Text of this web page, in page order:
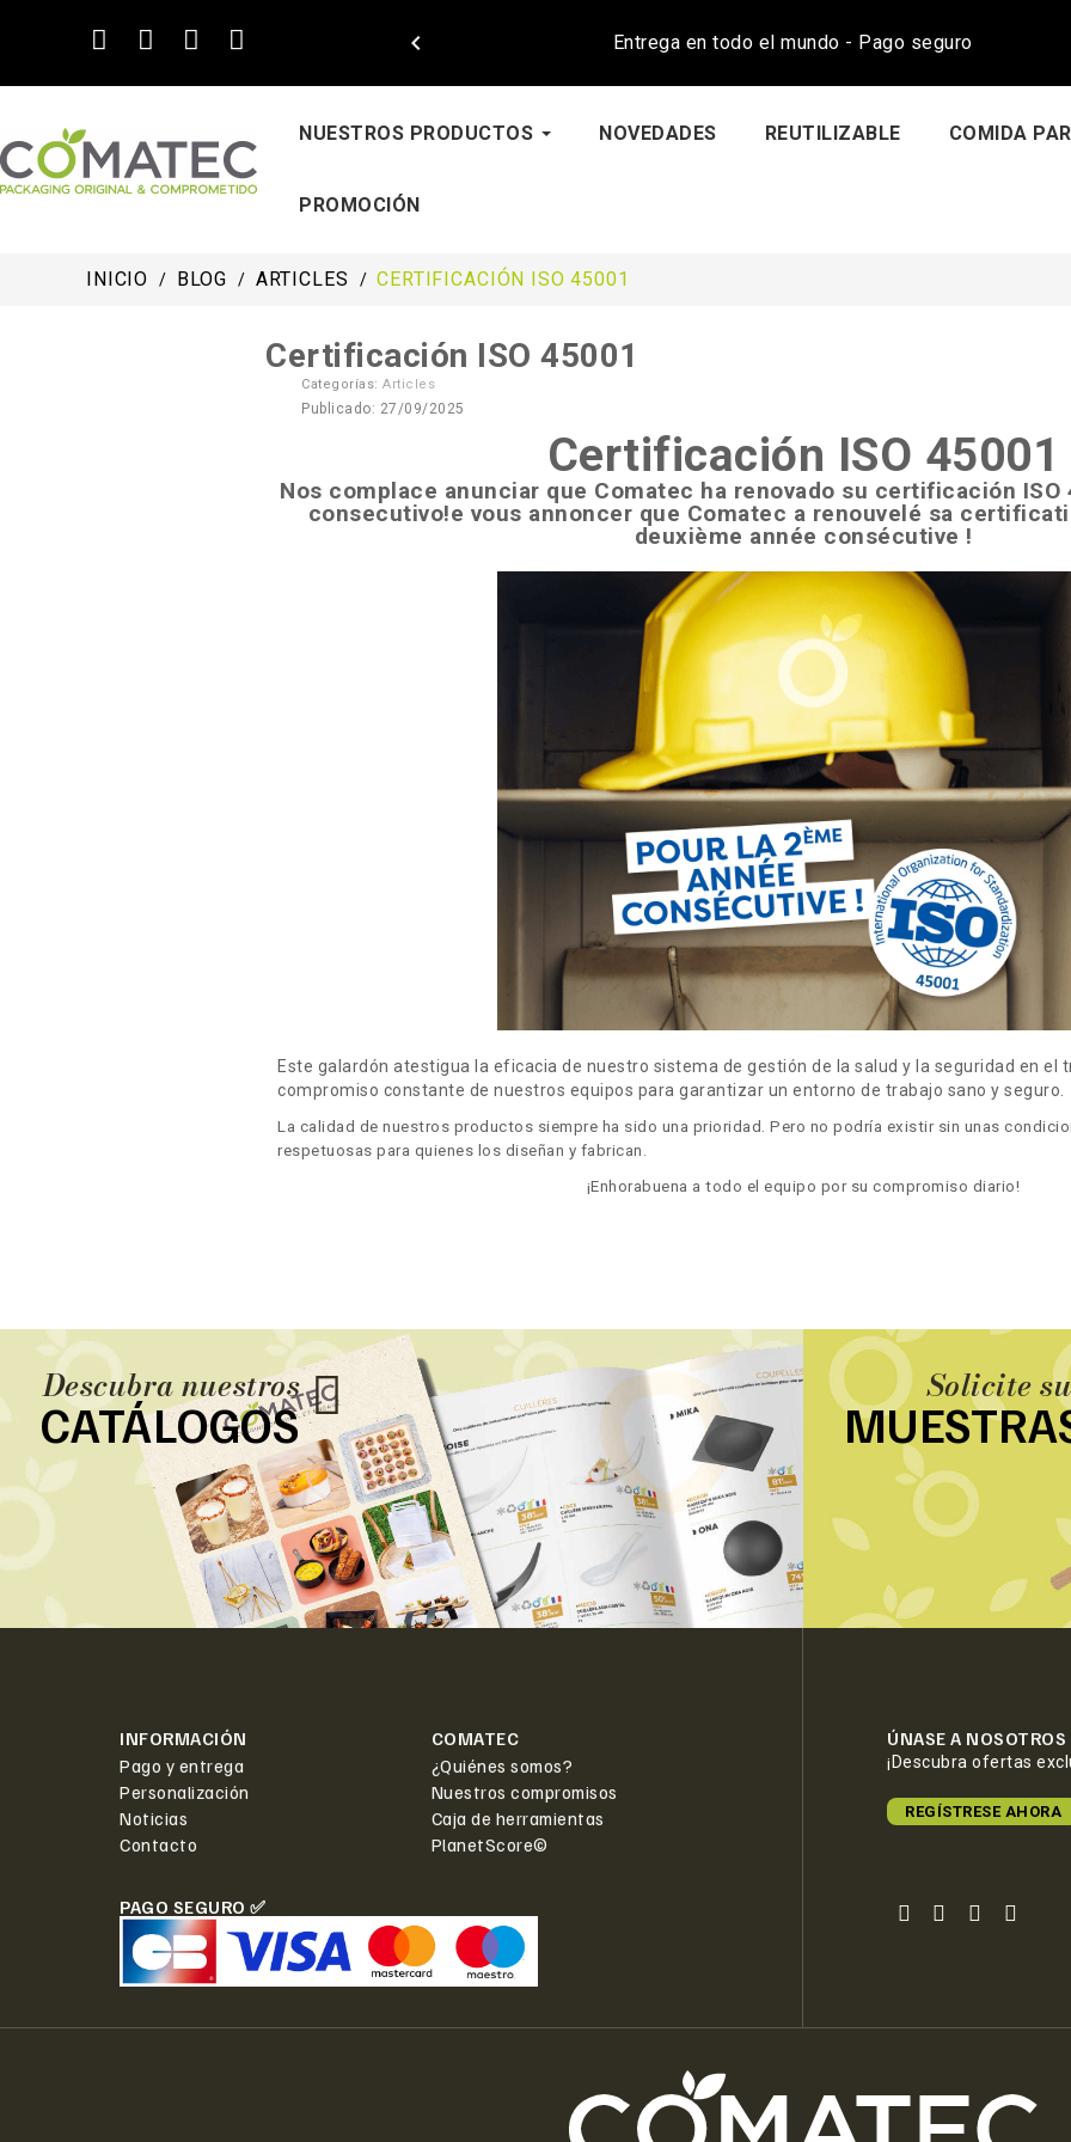
Entrega en todo el mundo - Pago seguro

NUESTROS PRODUCTOS NOVEDADES REUTILIZABLE COMIDA
PROMOCIÓN
INICIO BLOG ARTICLES CERTIFICACIÓN ISO 45001
Certificación ISO 45001
Categorías: Articles
Publicado: 27/09/2025
Certificación ISO 45001
Nos complace anunciar que Comatec ha renovado su certificación ISO
consecutivo!e vous annoncer que Comatec a renouvelé sa
deuxième année consécutive !
Este galardón atestigua la eficacia de nuestro sistema de gestión de la salud y la seguridad en el
compromiso constante de nuestros equipos para garantizar un entorno de trabajo sano y seguro.
La calidad de nuestros productos siempre ha sido una prioridad. Pero no podría existir sin unas
respetuosas para quienes los diseñan y fabrican.
¡Enhorabuena a todo el equipo por su compromiso diario!
Descubra nuestros
CATÁLOGOS
Solicite
INFORMACIÓN
Pago y entrega
Personalización
Noticias
Contacto
COMATEC
¿Quiénes somos?
Nuestros compromisos
Caja de herramientas
PlanetScore©
PAGO SEGURO ✅
ÚNASE A NOSOTROS
¡Descubra ofertas
REGÍSTRESE AHORA